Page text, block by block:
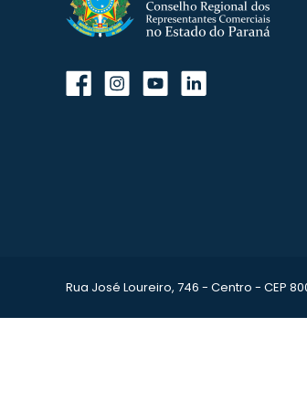
Rua José Loureiro, 746 - Centro - CEP